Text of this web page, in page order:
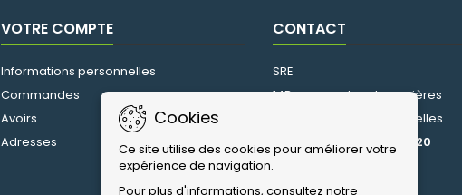
VOTRE COMPTE
Informations personnelles
Commandes
Avoirs
Adresses
CONTACT
SRE
14B avenue des chenevières
51370 Saint-Brice-Courcelles
Téléphone:
03.26.97.85.20
Cookies
Ce site utilise des cookies pour améliorer votre
expérience de navigation.
Pour plus d'informations, consultez notre